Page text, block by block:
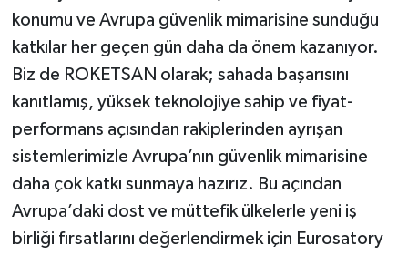
konumu ve Avrupa güvenlik mimarisine sunduğu
katkılar her geçen gün daha da önem kazanıyor.
Biz de ROKETSAN olarak; sahada başarısını
kanıtlamış, yüksek teknolojiye sahip ve fiyat-
performans açısından rakiplerinden ayrışan
sistemlerimizle Avrupa’nın güvenlik mimarisine
daha çok katkı sunmaya hazırız. Bu açından
Avrupa’daki dost ve müttefik ülkelerle yeni iş
birliği fırsatlarını değerlendirmek için Eurosatory